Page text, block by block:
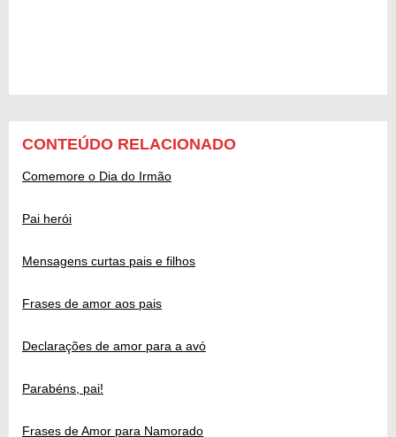
CONTEÚDO RELACIONADO
Comemore o Dia do Irmão
Pai herói
Mensagens curtas pais e filhos
Frases de amor aos pais
Declarações de amor para a avó
Parabéns, pai!
Frases de Amor para Namorado